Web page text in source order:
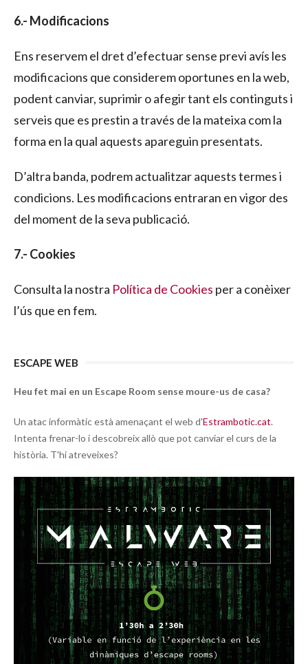
6.- Modificacions
Ens reservem el dret d’efectuar sense previ avís les
modificacions que considerem oportunes en la web,
podent canviar, suprimir o afegir tant els continguts i
serveis que es prestin a través de la mateixa com la
forma en la qual aquests apareguin presentats.
D’altra banda, podrem actualitzar aquests termes i
condicions. Les modificacions entraran en vigor des
del moment de la seva publicació.
7.- Cookies
Consulta la nostra Política de Cookies per a conèixer
l’ús que en fem.
ESCAPE WEB
Heu fet mai en un Escape Room sense moure-us de casa?
Un atac informàtic està amenaçant el web d'Estrambotic.cat.
Intenta frenar-lo i descobreix allò que pot canviar el curs de la
història. T'hi atreveixes?